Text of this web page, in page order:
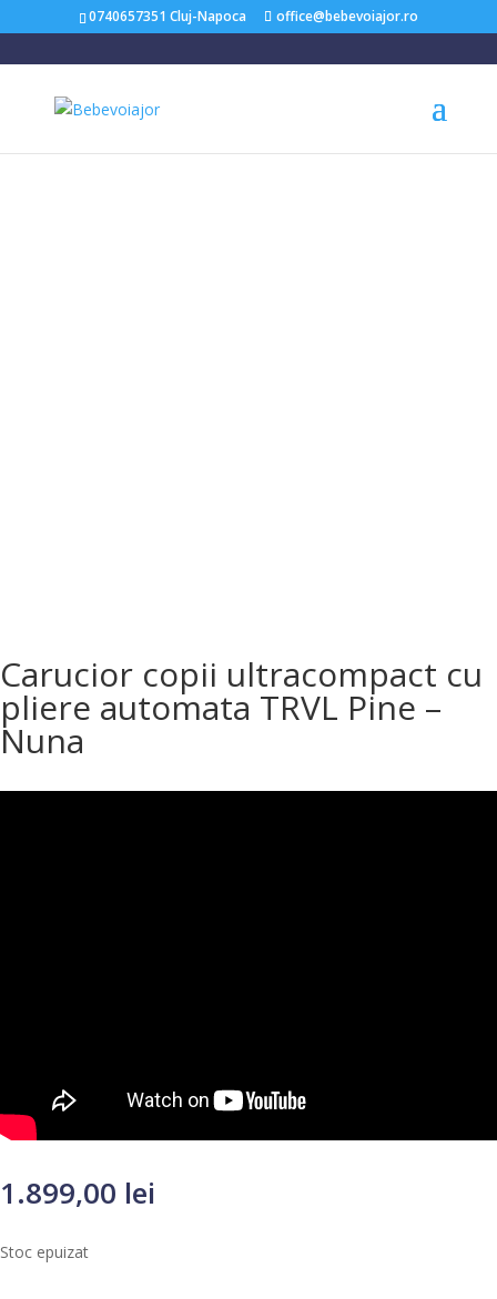
0740657351 Cluj-Napoca office@bebevoiajor.ro
/Carucioare Copii
/ Carucior copii ultracompact cu pliere
automata TRVL Pine – Nuna
Carucior copii ultracompact cu
pliere automata TRVL Pine –
Nuna
1.899,00 lei
Stoc epuizat